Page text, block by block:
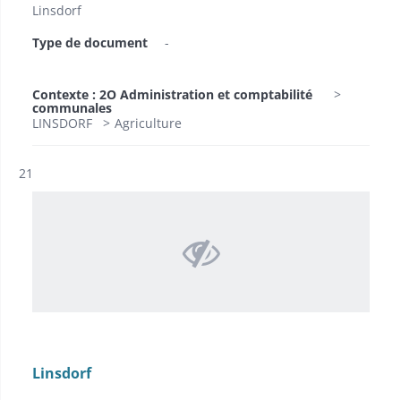
Linsdorf
Type de document
-
Contexte : 2O Administration et comptabilité
communales
LINSDORF
Agriculture
Résultat n°
21
Linsdorf